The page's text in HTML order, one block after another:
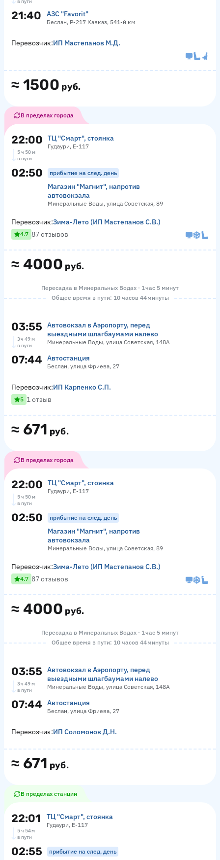
21:40 АЗС "Favorit"
Беслан, Р-217 Кавказ, 541-й км
≈ 1500 руб.
Перевозчик:ИП Мастепанов М.Д.
В пределах города
22:00 ТЦ "Смарт", стоянка
Гудаури, Е-117
5 ч 50 м
в пути
02:50 прибытие на след. день
Магазин "Магнит", напротив
автовокзала
Минеральные Воды, улица Советская, 89
≈ 4000 руб.
Перевозчик:Зима-Лето (ИП Мастепанов С.В.)
4.7 87 отзывов
Пересадка в Минеральных Водах · 1 час 5 минут
Общее время в пути: 10 часов 44 минуты
03:55
Автовокзал в Аэропорту, перед
выездными шлагбаумами налево
Минеральные Воды, улица Советская, 148А
3 ч 49 м
в пути
07:44 Автостанция
Беслан, улица Фриева, 27
≈ 671 руб.
Перевозчик:ИП Карпенко С.П.
5 1 отзыв
В пределах города
22:00 ТЦ "Смарт", стоянка
Гудаури, Е-117
5 ч 50 м
в пути
02:50 прибытие на след. день
Магазин "Магнит", напротив
автовокзала
Минеральные Воды, улица Советская, 89
≈ 4000 руб.
Перевозчик:Зима-Лето (ИП Мастепанов С.В.)
4.7 87 отзывов
Пересадка в Минеральных Водах · 1 час 5 минут
Общее время в пути: 10 часов 44 минуты
03:55
Автовокзал в Аэропорту, перед
выездными шлагбаумами налево
Минеральные Воды, улица Советская, 148А
3 ч 49 м
в пути
07:44 Автостанция
Беслан, улица Фриева, 27
≈ 671 руб.
Перевозчик:ИП Соломонов Д.Н.
В пределах станции
22:01 ТЦ "Смарт", стоянка
Гудаури, Е-117
5 ч 54 м
в пути
02:55 прибытие на след. день